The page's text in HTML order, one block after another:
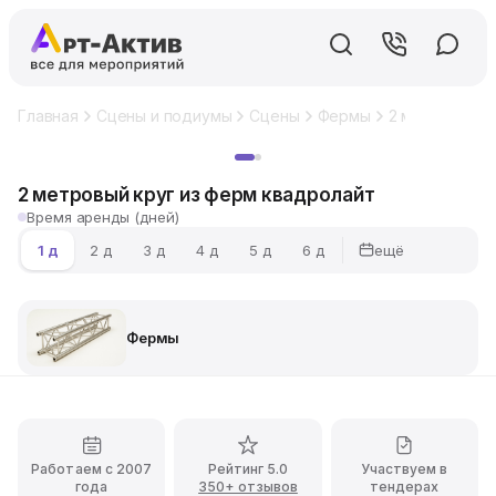
Главная Сцены и подиумы Сцены Фермы 2 метровый
2 метровый круг из ферм квадролайт
Время аренды (дней)
1 д
2 д 3 д 4 д 5 д 6 д ещё
Фермы
Работаем с 2007
года
Рейтинг 5.0
350+ отзывов
Участвуем в
тендерах